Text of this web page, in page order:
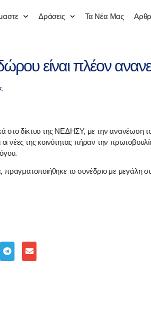
Δράσεις Τα Νέα Μας
είναι πλέον
στο δίκτυο της ΝΕΔΗΣΥ, με την ανανέωση
νέες της κοινότητας πήραν την
πραγματοποιήθηκε το συνέδριο με μεγάλη